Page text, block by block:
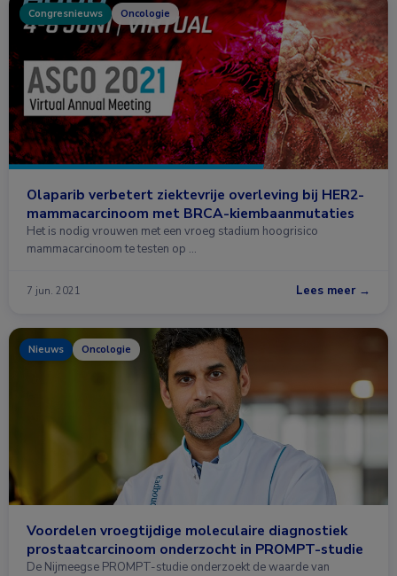
Congresnieuws Oncologie
Olaparib verbetert ziektevrije overleving bij HER2-
mammacarcinoom met BRCA-kiembaanmutaties
Het is nodig vrouwen met een vroeg stadium hoogrisico
mammacarcinoom te testen op …
7 jun. 2021 Lees meer →
Nieuws Oncologie
Voordelen vroegtijdige moleculaire diagnostiek
prostaatcarcinoom onderzocht in PROMPT-studie
De Nijmeegse PROMPT-studie onderzoekt de waarde van